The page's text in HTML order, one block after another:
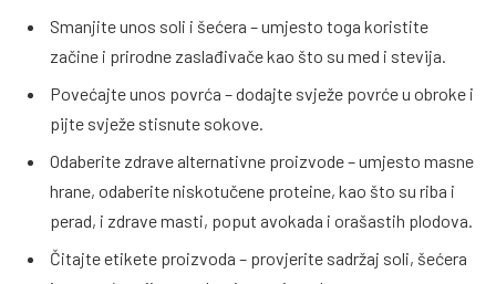
Smanjite unos soli i šećera – umjesto toga koristite
začine i prirodne zaslađivače kao što su med i stevija.
Povećajte unos povrća – dodajte svježe povrće u obroke i
pijte svježe stisnute sokove.
Odaberite zdrave alternativne proizvode – umjesto masne
hrane, odaberite niskotučene proteine, kao što su riba i
perad, i zdrave masti, poput avokada i orašastih plodova.
Čitajte etikete proizvoda – provjerite sadržaj soli, šećera